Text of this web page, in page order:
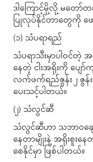
ဒါကြောင့်မို့လို့ မတ
ပြုလုပ်နိုင်တာတွေကို ဖ
(၁) သံပရာရည်
သံပရာသီးမှာပါဝင်တဲ့
နေတဲ့ ငါးအရိုးကို ပျေ
လက်ဖက်ရည်ဇွန်း ၂ ဇွန်
ပေးသင့်ပါတယ်။
(၂) သံလွင်ဆီ
သံလွင်ဆီဟာ သဘာဝချ
နေတာမျိုးနဲ့ အရိုးစူး
စေနိုင်မှာ ဖြစ်ပါတယ်။